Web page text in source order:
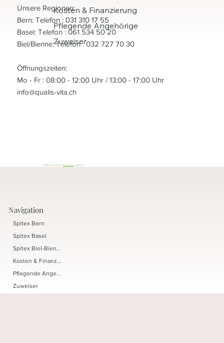
Unsere Regionen:
Bern: Telefon : 031 310 17 55
Basel: Telefon : 061 534 50 20
Biel/Bienne: Telefon : 032 727 70 30
Öffnungszeiten:
Mo - Fr : 08:00 - 12:00 Uhr / 13:00 - 17:00 Uhr
info@qualis-vita.ch
Kosten & Finanzierung
Pflegende Angehörige
Zuweiser
© 2035 Qualis Vita AG | Datenschutz | Impressum
Navigation
Spitex Bern
Spitex Basel
Spitex Biel-Bienne
Kosten & Finanzierung
Pflegende Angehörige
Zuweiser